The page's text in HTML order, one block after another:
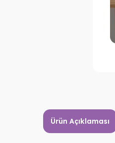
Ürün Açıklaması